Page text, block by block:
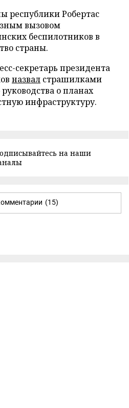
республики Робертас
вызовом
беспилотников в
страны.
секретарь президента
назвал страшилками
о планах
инфраструктуру.
на наши
(15)